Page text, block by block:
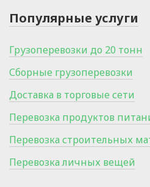
Популярные услуги
Грузоперевозки до 20 тонн
Сборные грузоперевозки
Доставка в торговые сети
Перевозка продуктов
Перевозка строительных
Перевозка личных вещей